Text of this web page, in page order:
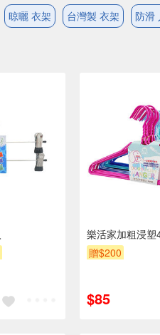
晾曬 衣架 台灣製 衣架 防滑
樂活家加粗浸塑
贈$200
$85